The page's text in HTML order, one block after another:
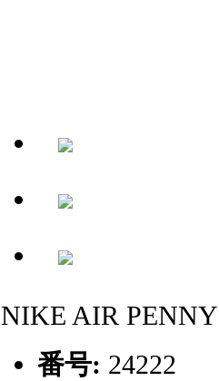
NIKE AIR
番号: 24222